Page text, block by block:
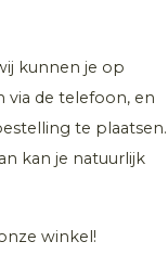
kunnen je op
de telefoon, en
te plaatsen.
kan je natuurlijk
winkel!